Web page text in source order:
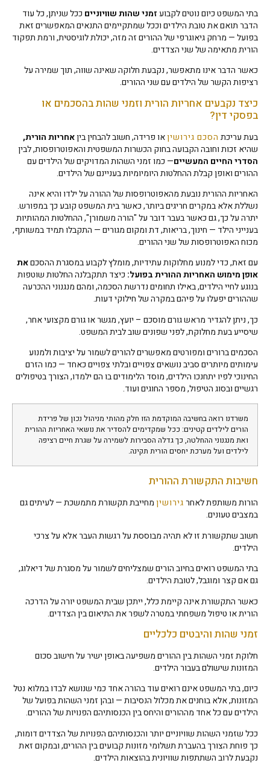
בתי המשפט כיום נוטים לקבועזמני שהות שוויונייםככל שניתן, כל עוד
הדבר תואם את טובת הילדים וככל שמתקיימים התנאים המאפשרים זאת
בפועל — מרחק גיאוגרפי של ההורים זה מזה, יכולת לוגיסטית, ורמת תפקוד
הורית מתאימה של שני הצדדים.
כאשר הדבר אינו מתאפשר, נקבעת חלוקה שאינה שווה, תוך שמירה על
רציפות הקשר של הילדים עם שני ההורים.
כיצד נקבעים אחריות הורית וזמני שהות בהסכמים או
בפסקי דין?
בעת עריכתהסכם גירושיןאו פרידה, חשוב להבחין ביןאחריות הורית,
שהיא זכות וחובה הקבועה בחוק הכשרות המשפטית והאפוטרופסות, לבין
הסדרי החיים המעשיים— כמו זמני השהות המדויקים של הילדים עם
ההורים ואופן קבלת ההחלטות היומיומיות בעניינם של הילדים.
האחריות ההורית נובעת מהאפוטרופסות של ההורה על ילדו והיא אינה
נשללת אלא במקרים חריגים ביותר, כאשר בית המשפט קובע כך במפורש.
יתרה על כך, גם כאשר בעבר דובר על "הורה משמורן", ההחלטות המהותיות
בענייני הילד — חינוך, בריאות, דת ומקום מגורים — התקבלו תמיד במשותף,
מכוח האפוטרופסות של שני ההורים.
עם זאת, כדי למנוע מחלוקות עתידיות, מומלץ לקבוע במסגרת ההסכםאת
אופן מימוש האחריות ההורית בפועל:כיצד תתקבלנה החלטות שוטפות
בנוגע לחיי הילדים, באילו תחומים נדרשת הסכמה, ומהם מנגנוני ההכרעה
שההורים יפעלו על פיהם במקרה של חילוקי דעות.
כך, ניתן להגדיר מראש גורם מוסכם – יועץ, מגשר או גורם מקצועי אחר,
שיסייע בעת מחלוקת, לפני שפונים שוב לבית המשפט.
הסכמים ברורים ומפורטים מאפשרים להורים לשמור על יציבות ולמנוע
עימותים מיותרים סביב נושאים צפויים ובלתי צפויים כאחד — כמו הזרם
החינוכי לפיו יתחנכו הילדים, מוסד הלימודים בו הם ילמדו, הצורך בטיפולים
רגשיים ובסוג הטיפול, מספר החוגים ועוד.
משרדנו רואה בחשיבה המוקדמת הזו חלק מהותי מניהול נכון של פרידת
הורים לילדים קטינים: ככל שמקדימים להסדיר את נושאי האחריות ההורית
ואת מנגנוני ההחלטה, כך גדלה הסבירות לשמירה על שגרת חיים רציפה
לילדים ועל מערכת יחסים הורית תקינה.
חשיבות התקשורת ההורית
הורות משותפת לאחרגירושיןמחייבת תקשורת מתמשכת — לעיתים גם
במצבים טעונים.
חשוב שתקשורת זו לא תהיה מבוססת על רגשות העבר אלא על צרכי
הילדים.
בתי המשפט רואים בחיוב הורים שמצליחים לשמור על מסגרת של דיאלוג,
גם אם קצר ומוגבל, לטובת הילדים.
כאשר התקשורת אינה קיימת כלל, ייתכן שבית המשפט יורה על הדרכה
הורית או טיפול משפחתי במטרה לשפר את התיאום בין הצדדים.
זמני שהות והיבטים כלכליים
חלוקת זמני השהות בין ההורים משפיעה באופן ישיר על חישוב סכום
המזונות שישולם בעבור הילדים.
כיום, בתי המשפט אינם רואים עוד בהורה אחד כמי שנושא לבדו במלוא נטל
המזונות, אלא בוחנים את מכלול הנסיבות — ובהן זמני השהות בפועל של
הילדים עם כל אחד מההורים והיחס בין הכנסותיהם הפנויות של ההורים.
ככל שזמני השהות שוויוניים יותר והכנסותיהם הפנויות של הצדדים דומות,
כך פוחת הצורך בהעברת תשלומי מזונות קבועים בין ההורים, ובמקום זאת
נקבעת לרוב השתתפות שוויונית בהוצאות הילדים.